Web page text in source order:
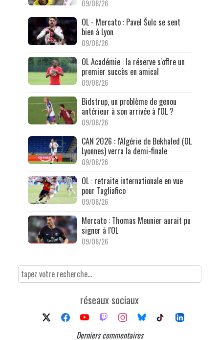
09/08/26
OL - Mercato : Pavel Šulc se sent
bien à Lyon
09/08/26
OL Académie : la réserve s'offre un
premier succès en amical
09/08/26
Bidstrup, un problème de genou
antérieur à son arrivée à l'OL ?
09/08/26
CAN 2026 : l'Algérie de Bekhaled (OL
Lyonnes) verra la demi-finale
09/08/26
OL : retraite internationale en vue
pour Tagliafico
09/08/26
Mercato : Thomas Meunier aurait pu
signer à l'OL
09/08/26
réseaux sociaux
Derniers commentaires